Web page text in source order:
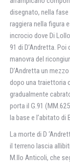
disegnato, nella
raggiera nella figura
incrocio dove Di
91 di D’Andretta.
manovra del
D’Andretta un
dopo una traiettoria
gradualmente
porta il G.91
la base e l’abitato di
La morte di D
il terreno lascia
M.llo Anticoli, che